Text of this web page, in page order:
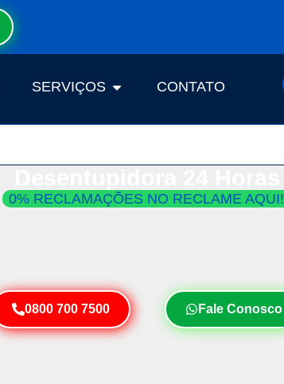
SERVIÇOS CONTATO
0% RECLAMAÇÕES NO RECLAME AQUI!
0800 700 7500 Fale Conosco